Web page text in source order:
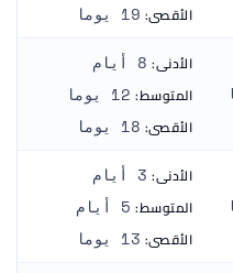
الأقصى: 19 يوما
الأدنى: 8 أيام
المتوسط: 12 يوما
الأقصى: 18 يوما
الأدنى: 3 أيام
المتوسط: 5 أيام
الأقصى: 13 يوما